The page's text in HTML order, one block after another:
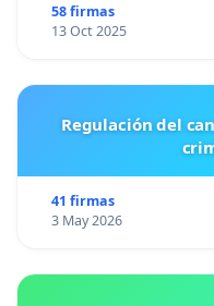
58 firmas
13 Oct 2025
Regulación del
41 firmas
3 May 2026